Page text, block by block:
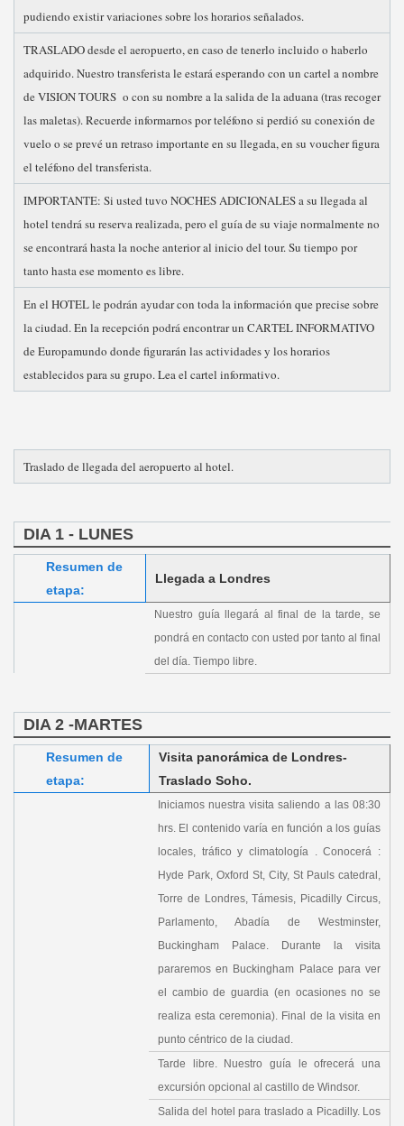
pudiendo existir variaciones sobre los horarios señalados.
TRASLADO desde el aeropuerto, en caso de tenerlo incluido o haberlo
adquirido. Nuestro transferista le estará esperando con un cartel a nombre
de VISION TOURS o con su nombre a la salida de la aduana (tras recoger
las maletas). Recuerde informarnos por teléfono si perdió su conexión de
vuelo o se prevé un retraso importante en su llegada, en su voucher figura
el teléfono del transferista.
IMPORTANTE: Si usted tuvo NOCHES ADICIONALES a su llegada al
hotel tendrá su reserva realizada, pero el guía de su viaje normalmente no
se encontrará hasta la noche anterior al inicio del tour. Su tiempo por
tanto hasta ese momento es libre.
En el HOTEL le podrán ayudar con toda la información que precise sobre
la ciudad. En la recepción podrá encontrar un CARTEL INFORMATIVO
de Europamundo donde figurarán las actividades y los horarios
establecidos para su grupo. Lea el cartel informativo.
Traslado de llegada del aeropuerto al hotel.
DIA 1 - LUNES
Resumen de
etapa:
Llegada a Londres
Nuestro guía llegará al final de la tarde, se
pondrá en contacto con usted por tanto al final
del día. Tiempo libre.
DIA 2 -MARTES
Resumen de
etapa:
Visita panorámica de Londres-
Traslado Soho.
Iniciamos nuestra visita saliendo a las 08:30
hrs. El contenido varía en función a los guías
locales, tráfico y climatología . Conocerá :
Hyde Park, Oxford St, City, St Pauls catedral,
Torre de Londres, Támesis, Picadilly Circus,
Parlamento, Abadía de Westminster,
Buckingham Palace. Durante la visita
pararemos en Buckingham Palace para ver
el cambio de guardia (en ocasiones no se
realiza esta ceremonia). Final de la visita en
punto céntrico de la ciudad.
Tarde libre. Nuestro guía le ofrecerá una
excursión opcional al castillo de Windsor.
Salida del hotel para traslado a Picadilly. Los